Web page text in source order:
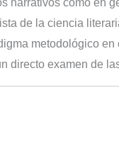
narrativos como en
de la ciencia
metodológico
directo examen de